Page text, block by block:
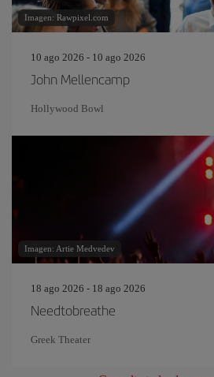
Imagen: Rawpixel.com
10 ago 2026 - 10 ago 2026
John Mellencamp
Hollywood Bowl
Imagen: Artie Medvedev
18 ago 2026 - 18 ago 2026
Needtobreathe
Greek Theater